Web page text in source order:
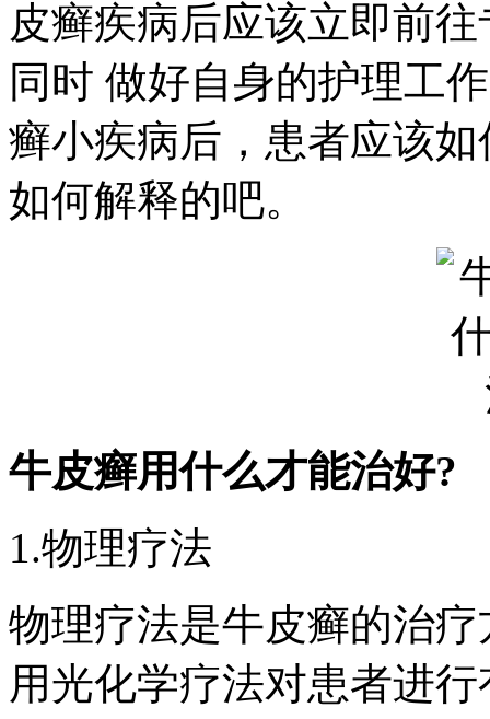
皮癣疾病后应该立即前
同时 做好自身的护理工
癣小疾病后，患者应该
如何解释的吧。
牛皮癣用什么才能治好?
1.物理疗法
物理疗法是牛皮癣的治
用光化学疗法对患者进